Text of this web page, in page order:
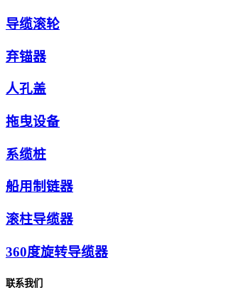
导缆滚轮
弃锚器
人孔盖
拖曳设备
系缆桩
船用制链器
滚柱导缆器
360度旋转导缆器
联系我们